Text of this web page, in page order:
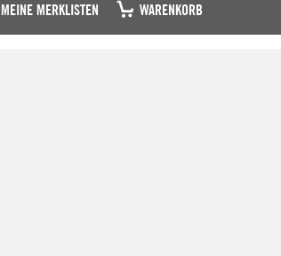
MEINE MERKLISTEN WARENKORB